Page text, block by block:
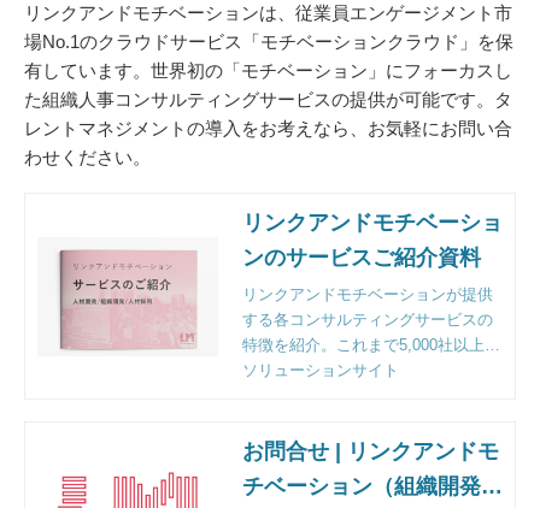
リンクアンドモチベーションは、従業員エンゲージメント市
場No.1のクラウドサービス「モチベーションクラウド」を保
有しています。世界初の「モチベーション」にフォーカスし
た組織人事コンサルティングサービスの提供が可能です。タ
レントマネジメントの導入をお考えなら、お気軽にお問い合
わせください。
リンクアンドモチベーショ
ンのサービスご紹介資料
リンクアンドモチベーションが提供
する各コンサルティングサービスの
特徴を紹介。これまで5,000社以上の
企業様のご支援をする中で明らかに
ソリューションサイト
お問合せ | リンクアンドモ
チベーション（組織開発・